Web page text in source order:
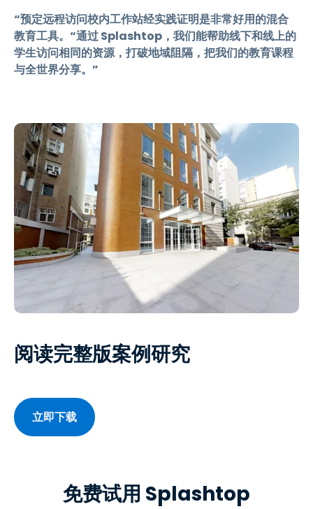
“预定远程访问校内工作站经实践证明是非常好用的混合
教育工具。“通过 Splashtop，我们能帮助线下和线上的
学生访问相同的资源，打破地域阻隔，把我们的教育课程
与全世界分享。”
阅读完整版案例研究
立即下载
免费试用 Splashtop